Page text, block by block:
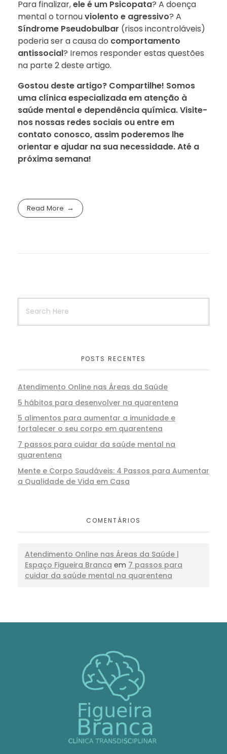
Para finalizar,ele é um Psicopata? A doença
mental o tornouviolento e agressivo? A
Síndrome Pseudobulbar (risos incontroláveis)
poderia ser a causa do comportamento
antissocial? Iremos responder estas questões
na parte 2 deste artigo.
Gostou deste artigo? Compartilhe! Somos
uma clínica especializada em atenção à
saúde mental e dependência química. Visite-
nos nossas redes sociais ou entre em
contato conosco, assim poderemos lhe
orientar e ajudar na sua necessidade. Até a
próxima semana!
Read More
POSTS RECENTES
Atendimento Online nas Áreas da Saúde
5 hábitos para desenvolver na quarentena
5 alimentos para aumentar a imunidade e
fortalecer o seu corpo em quarentena
7 passos para cuidar da saúde mental na
quarentena
Mente e Corpo Saudáveis: 4 Passos para Aumentar
a Qualidade de Vida em Casa
COMENTÁRIOS
Atendimento Online nas Áreas da Saúde |
Espaço Figueira Branca em 7 passos para
cuidar da saúde mental na quarentena